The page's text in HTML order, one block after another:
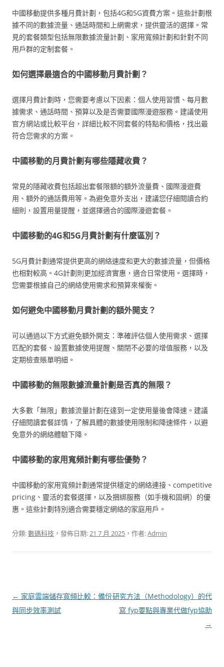
中國移動提供多種月費計劃，包括4G和5G資費方案。這些計劃根
據不同的數據流量、通話時間和上網需求，提供靈活的選擇。常
見的套餐類型包括無限數據流量計劃、家用寬頻計劃和針對不同
用戶群的定制套餐。
如何選擇最適合的中國移動月費計劃？
選擇月費計劃時，您需要考慮以下因素：個人使用習慣、每月數
據需求、通話時間、預算以及是否需要國際漫遊服務。建議使用
官方網站或比較平台，詳細比較不同套餐的特點和價格，找出最
符合您需求的方案。
中國移動的月費計劃有哪些隱藏收費？
常見的隱藏收費包括超出套餐限額的額外流量費、國際漫遊費
用、額外的通話費用等。為避免意外支出，建議您仔細閱讀合約
細則，設置用量提醒，並選擇適合的國際漫遊套餐。
中國移動的4G和5G月費計劃有什麼區別？
5G月費計劃通常提供更高的網絡速度和更大的數據流量，但價格
也相對較高。4G計劃則更加經濟實惠，適合日常使用。選擇時，
您需要根據自己的網絡使用需求和預算來權衡。
如何避免中國移動月費計劃的額外開支？
可以通過以下方式避免額外開支：準確評估個人使用需求、選擇
匹配的套餐、設置數據使用提醒、關閉不必要的增值服務，以及
定期檢查賬單明細。
中國移動的無限數據流量計劃是否真的無限？
大多數「無限」數據流量計劃在達到一定使用量後會降速。建議
仔細閱讀套餐詳情，了解具體的數據使用限制和降速條件，以避
免意外的網絡體驗下降。
中國移動的家用寬頻計劃有哪些優勢？
中國移動的家用寬頻計劃通常提供穩定的網絡連接、competitive
pricing、靈活的套餐選擇，以及捆綁服務（如手機和固網）的優
惠。這些計劃特別適合需要穩定網絡的家庭用戶。
分類:數碼科技 ，發佈日期:21 7 月 2025 ，作者:Admin
文
章
← 家庭雲端儲存寬頻比較：備份
與同步效率測試
研究方法（Methodology）的代
寫 fyp要點與專業代做fyp協助
→